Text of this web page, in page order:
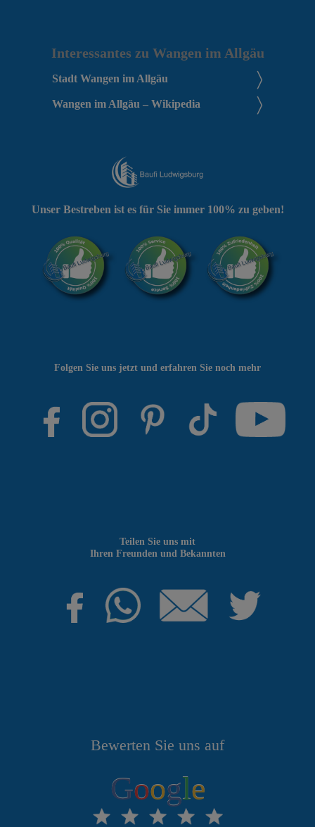
Interessantes zu Wangen im Allgäu
Stadt Wangen im Allgäu
Wangen im Allgäu – Wikipedia
Bewerten Sie uns auf
Google
Teilen Sie uns mit
Ihren Freunden und Bekannten
Folgen Sie uns jetzt und erfahren Sie noch mehr
Unser Bestreben ist es für Sie immer 100% zu geben!